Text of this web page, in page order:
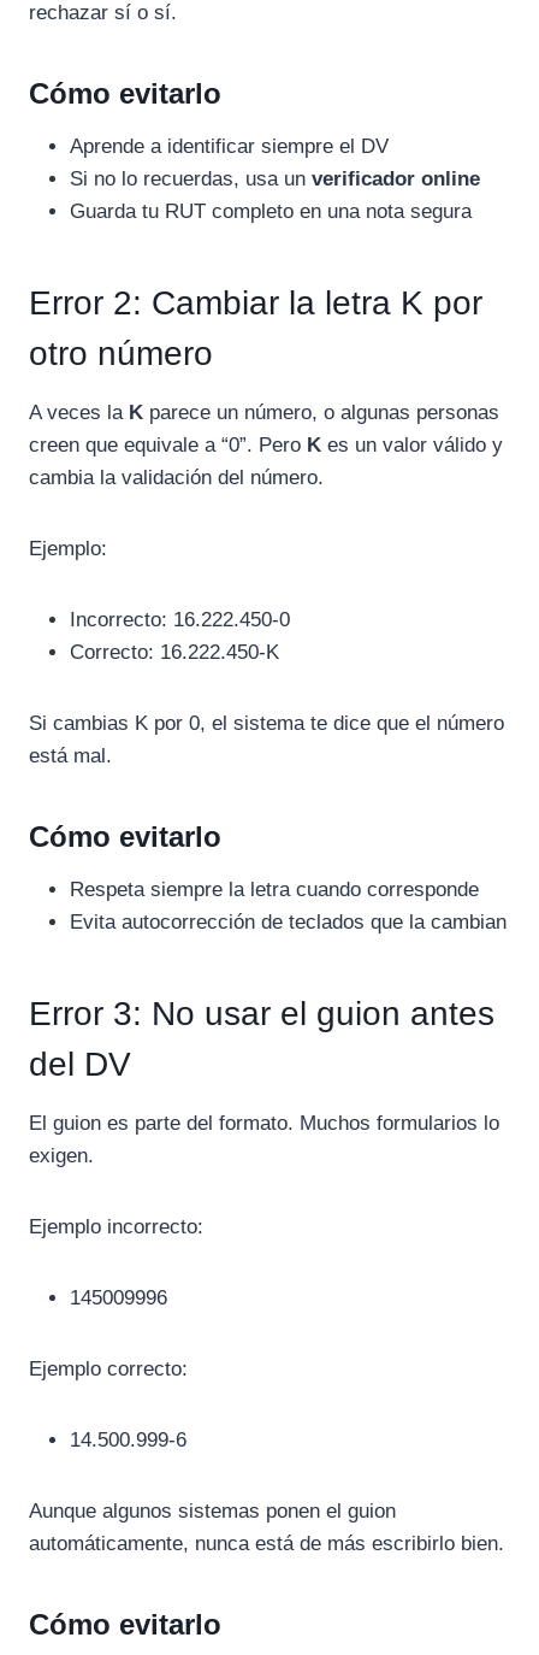
rechazar sí o sí.
Cómo evitarlo
Aprende a identificar siempre el DV
Si no lo recuerdas, usa un verificador online
Guarda tu RUT completo en una nota segura
Error 2: Cambiar la letra K por
otro número
A veces la K parece un número, o algunas personas
creen que equivale a “0”. Pero K es un valor válido y
cambia la validación del número.
Ejemplo:
Incorrecto: 16.222.450-0
Correcto: 16.222.450-K
Si cambias K por 0, el sistema te dice que el número
está mal.
Cómo evitarlo
Respeta siempre la letra cuando corresponde
Evita autocorrección de teclados que la cambian
Error 3: No usar el guion antes
del DV
El guion es parte del formato. Muchos formularios lo
exigen.
Ejemplo incorrecto:
145009996
Ejemplo correcto:
14.500.999-6
Aunque algunos sistemas ponen el guion
automáticamente, nunca está de más escribirlo bien.
Cómo evitarlo